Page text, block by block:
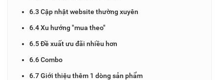
6.3 Cập nhật website thường xuyên
6.4 Xu hướng "mua theo"
6.5 Đề xuất ưu đãi nhiều hơn
6.6 Combo
6.7 Giới thiệu thêm 1 dòng sản phẩm